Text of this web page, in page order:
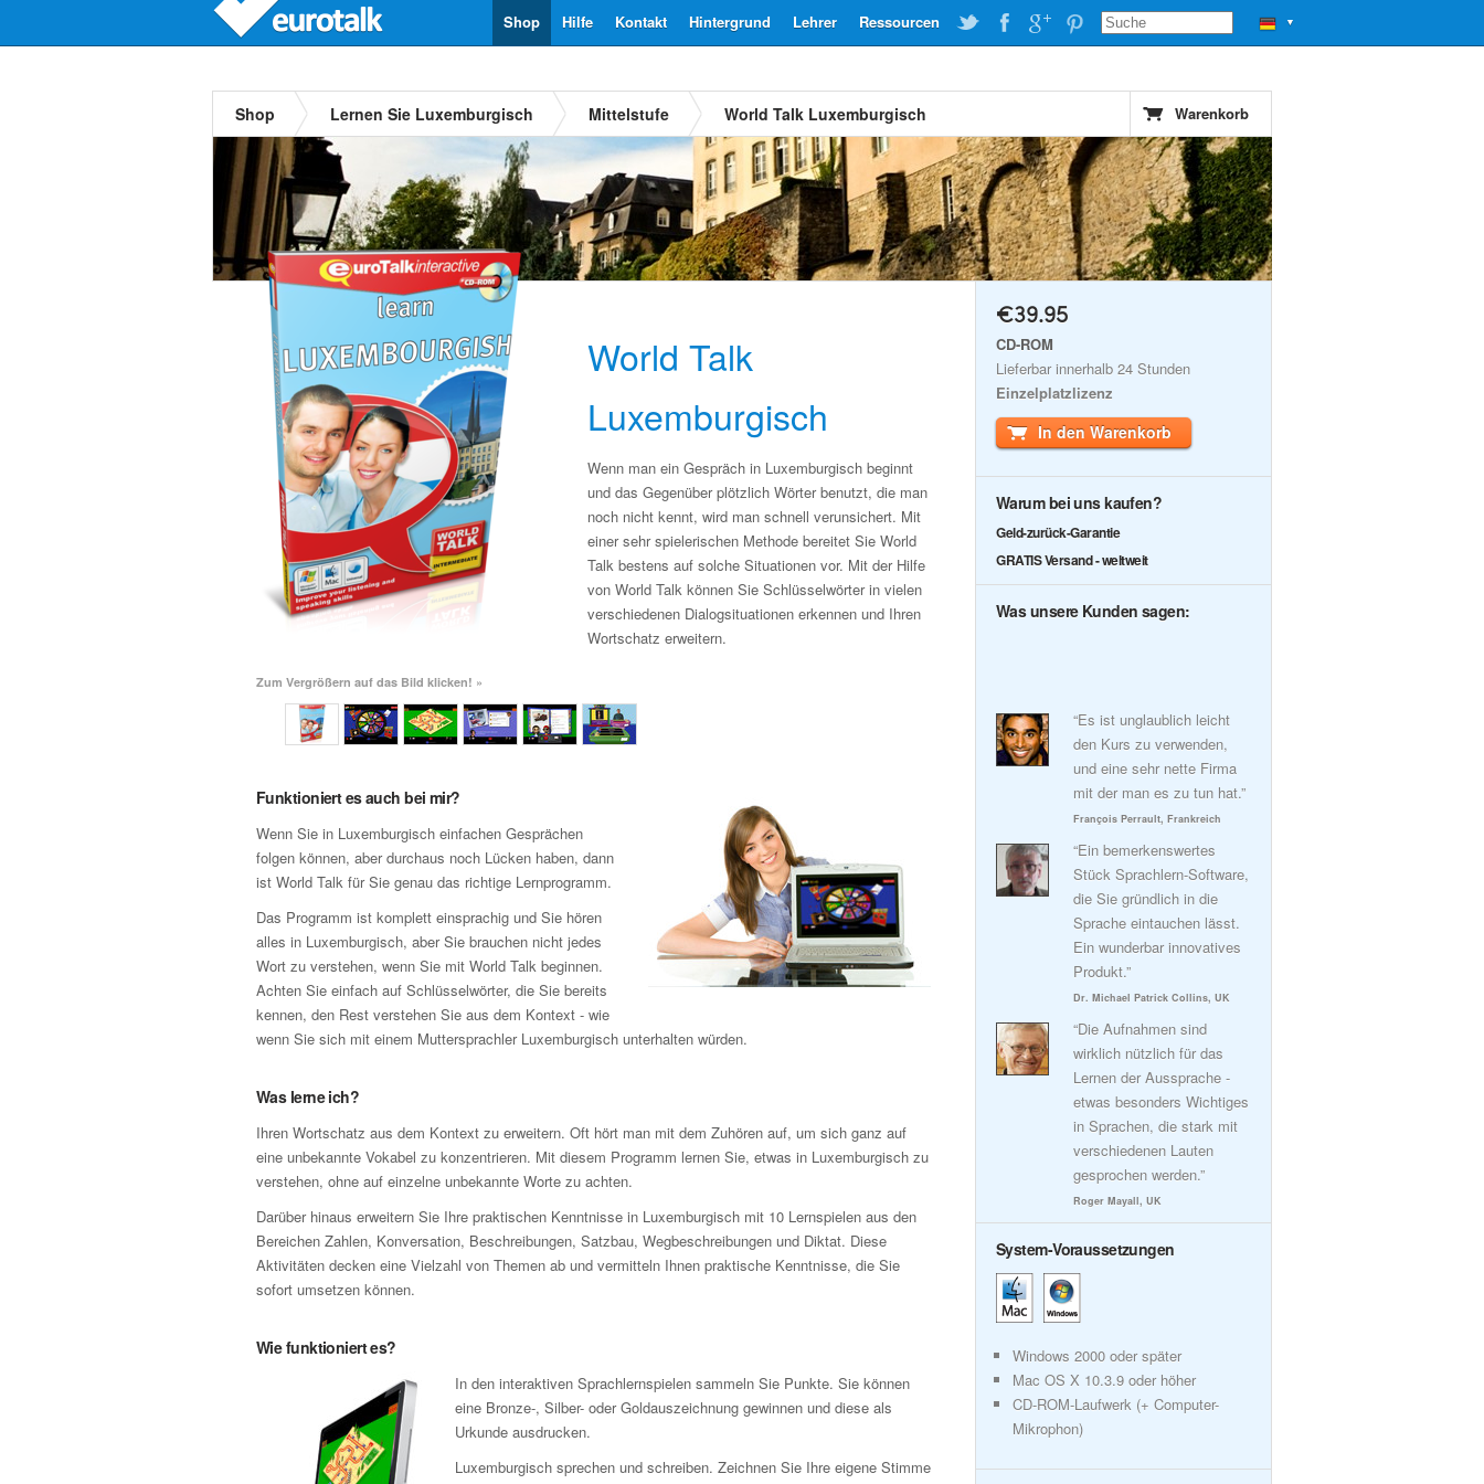
▼
Ressourcen
Lehrer
Hintergrund
Kontakt
Hilfe
Shop
Shop Lernen Sie Luxemburgisch Mittelstufe World Talk Luxemburgisch Warenkorb
World Talk
Luxemburgisch
Wenn man ein Gespräch in Luxemburgisch beginnt
und das Gegenüber plötzlich Wörter benutzt, die man
noch nicht kennt, wird man schnell verunsichert. Mit
einer sehr spielerischen Methode bereitet Sie World
Talk bestens auf solche Situationen vor. Mit der Hilfe
von World Talk können Sie Schlüsselwörter in vielen
verschiedenen Dialogsituationen erkennen und Ihren
Wortschatz erweitern.
Zum Vergrößern auf das Bild klicken! »
Funktioniert es auch bei mir?
Wenn Sie in Luxemburgisch einfachen Gesprächen
folgen können, aber durchaus noch Lücken haben, dann
ist World Talk für Sie genau das richtige Lernprogramm.
Das Programm ist komplett einsprachig und Sie hören
alles in Luxemburgisch, aber Sie brauchen nicht jedes
Wort zu verstehen, wenn Sie mit World Talk beginnen.
Achten Sie einfach auf Schlüsselwörter, die Sie bereits
kennen, den Rest verstehen Sie aus dem Kontext - wie
wenn Sie sich mit einem Muttersprachler Luxemburgisch unterhalten würden.
Was lerne ich?
Ihren Wortschatz aus dem Kontext zu erweitern. Oft hört man mit dem Zuhören auf, um sich ganz auf
eine unbekannte Vokabel zu konzentrieren. Mit diesem Programm lernen Sie, etwas in Luxemburgisch zu
verstehen, ohne auf einzelne unbekannte Worte zu achten.
Darüber hinaus erweitern Sie Ihre praktischen Kenntnisse in Luxemburgisch mit 10 Lernspielen aus den
Bereichen Zahlen, Konversation, Beschreibungen, Satzbau, Wegbeschreibungen und Diktat. Diese
Aktivitäten decken eine Vielzahl von Themen ab und vermitteln Ihnen praktische Kenntnisse, die Sie
sofort umsetzen können.
Wie funktioniert es?
In den interaktiven Sprachlernspielen sammeln Sie Punkte. Sie können
eine Bronze-, Silber- oder Goldauszeichnung gewinnen und diese als
Urkunde ausdrucken.
Luxemburgisch sprechen und schreiben. Zeichnen Sie Ihre eigene Stimme
€39.95
CD-ROM
Lieferbar innerhalb 24 Stunden
Einzelplatzlizenz
In den Warenkorb
Warum bei uns kaufen?
Geld-zurück-Garantie
GRATIS Versand - weltweit
Was unsere Kunden sagen:
“Es ist unglaublich leicht
den Kurs zu verwenden,
und eine sehr nette Firma
mit der man es zu tun hat.”
François Perrault, Frankreich
“Ein bemerkenswertes
Stück Sprachlern-Software,
die Sie gründlich in die
Sprache eintauchen lässt.
Ein wunderbar innovatives
Produkt.”
Dr. Michael Patrick Collins, UK
“Die Aufnahmen sind
wirklich nützlich für das
Lernen der Aussprache -
etwas besonders Wichtiges
in Sprachen, die stark mit
verschiedenen Lauten
gesprochen werden.”
Roger Mayall, UK
System-Voraussetzungen
Windows 2000 oder später
Mac OS X 10.3.9 oder höher
CD-ROM-Laufwerk (+ Computer-
Mikrophon)